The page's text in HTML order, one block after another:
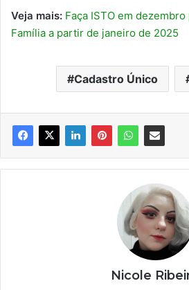
Veja mais: Faça ISTO em
Família a partir de janeiro de 2025
Cadastro Único
Nicole